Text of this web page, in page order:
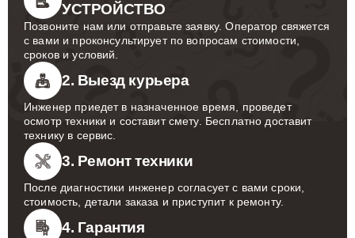
УСТРОЙСТВО
Позвоните нам или отправьте заявку. Оператор свяжется
с вами и проконсультирует по вопросам стоимости,
сроков и условий.
2. Выезд курьера
Инженер приедет в назначенное время, проведет
осмотр техники и составит смету. Бесплатно доставит
технику в сервис.
3. Ремонт техники
После диагностики инженер согласует с вами сроки,
стоимость, детали заказа и приступит к ремонту.
4. Гарантия